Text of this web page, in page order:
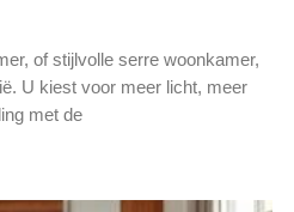
of stijlvolle serre woonkamer,
U kiest voor meer licht, meer
met de